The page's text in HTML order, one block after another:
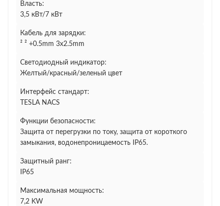
Власть:
3,5 кВт/7 кВт
Кабель для зарядки:
² ² +0.5mm 3x2.5mm
Светодиодный индикатор:
Желтый/красный/зеленый цвет
Интерфейс стандарт:
TESLA NACS
Функции безопасности:
Защита от перегрузки по току, защита от короткого
замыкания, водонепроницаемость IP65.
Защитный ранг:
IP65
Максимальная мощность:
7,2 KW